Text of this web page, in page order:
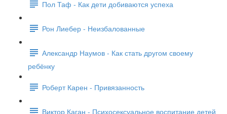
Пол Таф - Как дети добиваются успеха
Рон Лиебер - Неизбалованные
Александр Наумов - Как стать другом своему
ребёнку
Роберт Карен - Привязанность
Виктор Каган - Психосексуальное воспитание детей